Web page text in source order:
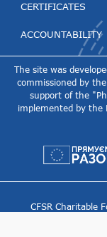
CERTIFICATES
ACCOUNTABILITY
The site was
commissioned by
support of the
implemented by the
CFSR Charitable